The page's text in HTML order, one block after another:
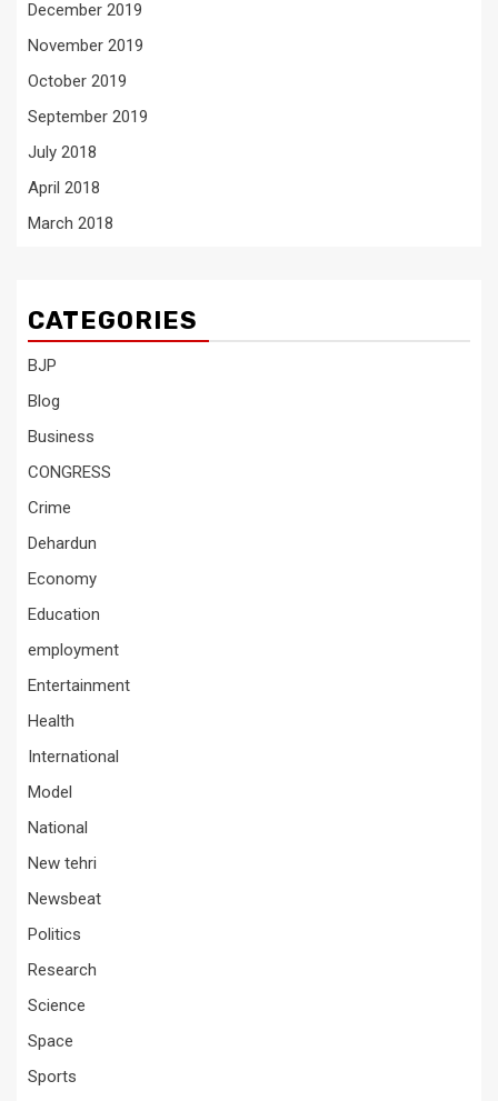
December 2019
November 2019
October 2019
September 2019
July 2018
April 2018
March 2018
CATEGORIES
BJP
Blog
Business
CONGRESS
Crime
Dehardun
Economy
Education
employment
Entertainment
Health
International
Model
National
New tehri
Newsbeat
Politics
Research
Science
Space
Sports